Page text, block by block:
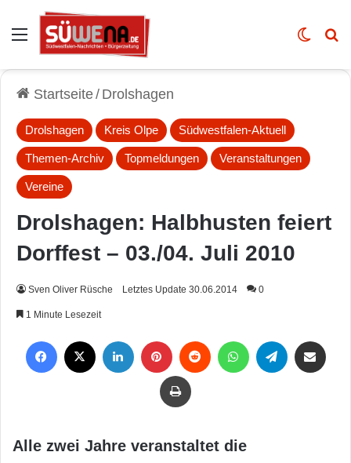
Auswahl Skin
Startseite/ Drolshagen
Drolshagen Kreis Olpe Südwestfalen-Aktuell
Themen-Archiv Topmeldungen Veranstaltungen
Vereine
Drolshagen: Halbhusten feiert
Dorffest – 03./04. Juli 2010
Sven Oliver Rüsche Letztes Update 30.06.2014 0
1 Minute Lesezeit
Drucken
Alle zwei Jahre veranstaltet die